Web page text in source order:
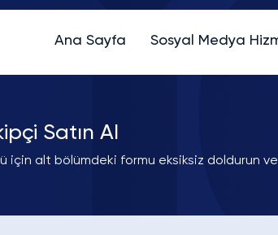
Ana Sayfa Sosyal Medya
Satın Al
için alt bölümdeki formu eksiksiz doldurun ve